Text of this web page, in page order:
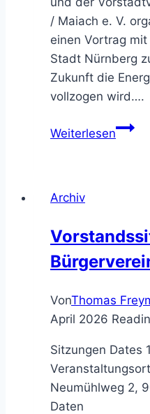
/ Maiach e. V.
einen Vortrag mit
Stadt Nürnberg
Zukunft die
vollzogen wird….
WeiterlesenVortrag
Archiv
VonThomas
April 2026
Sitzungen Dates
Neumühlweg 2,
Daten